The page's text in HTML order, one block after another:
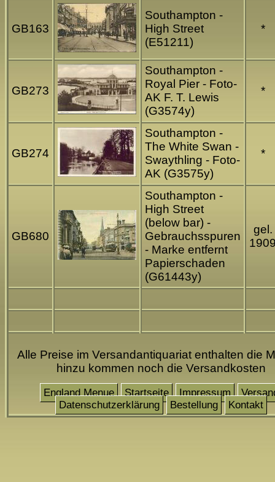
GB163
Southampton -
High Street
(E51211)
*
GB273
Southampton -
Royal Pier - Foto-
AK F. T. Lewis
(G3574y)
*
GB274
Southampton -
The White Swan -
Swaythling - Foto-
AK (G3575y)
*
GB680
Southampton -
High Street
(below bar) -
Gebrauchsspuren
- Marke entfernt
Papierschaden
(G61443y)
gel.
Alle Preise im Versandantiquariat enthalten die
hinzu kommen noch die Versandkosten
England Menue Startseite Impressum
Datenschutzerklärung
Bestellung Kontakt